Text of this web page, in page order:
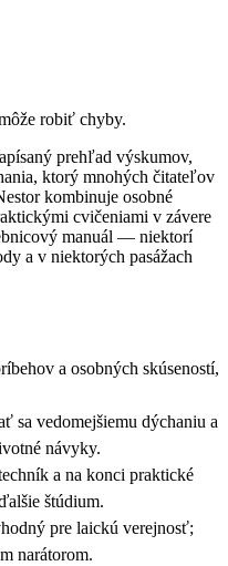
robiť chyby.
prehľad výskumov,
ktorý mnohých čitateľov
kombinuje osobné
cvičeniami v závere
manuál — niektorí
a v niektorých pasážach
a osobných skúseností,
sa vedomejšiemu dýchaniu a
návyky.
a na konci praktické
štúdium.
pre laickú verejnosť;
narátorom.